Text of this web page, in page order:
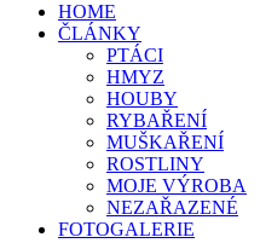
HOME
ČLÁNKY
PTÁCI
HMYZ
HOUBY
RYBAŘENÍ
MUŠKAŘENÍ
ROSTLINY
MOJE VÝROBA
NEZAŘAZENÉ
FOTOGALERIE